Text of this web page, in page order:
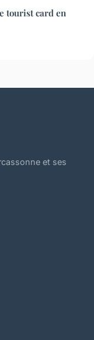
tourist card en
et ses